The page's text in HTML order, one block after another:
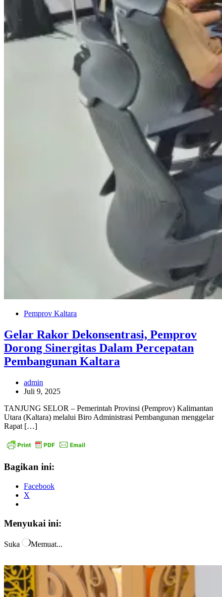
Pemprov Kaltara
Gelar Rakor Dekonsentrasi, Pemprov
Dorong Sinergitas Dalam Percepatan
Pembangunan Kaltara
admin
Juli 9, 2025
TANJUNG SELOR – Pemerintah Provinsi (Pemprov) Kalimantan
Utara (Kaltara) melalui Biro Administrasi Pembangunan menggelar
Rapat […]
Bagikan ini:
Facebook
X
Menyukai ini:
Suka Memuat...